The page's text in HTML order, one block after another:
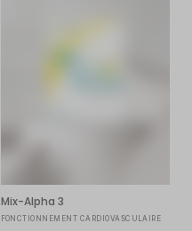
Mix-Alpha 3
FONCTIONNEMENT CARDIOVASCULAIRE